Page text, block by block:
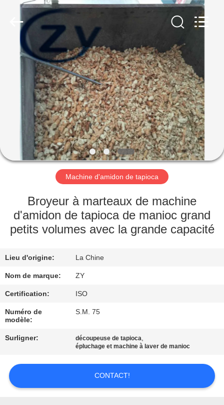
MAISON
PRODUITS
SUJET
DES
USA
VISITE
D'USINE
DE
QUALITÉ
CONTACTEZ-
NOUS
DEMANDEZ
Engineering
Machinery
Reserved.
Machine d'amidon de tapioca
Broyeur à marteaux de machine
d'amidon de tapioca de manioc grand
petits volumes avec la grande capacité
Lieu d'origine: La Chine
Nom de marque: ZY
Certification: ISO
Numéro de
modèle:
S.M. 75
Surligner: découpeuse de tapioca,
épluchage et machine à laver de manioc
CONTACT!